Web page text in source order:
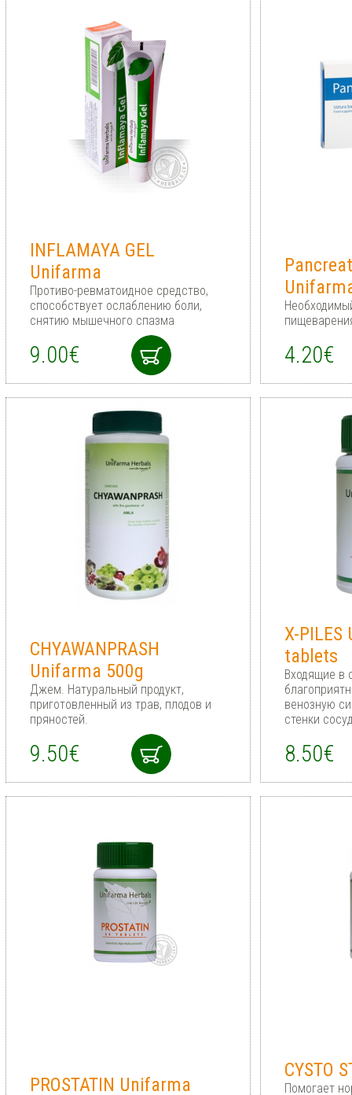
INFLAMAYA GEL
Unifarma
Противо-ревматоидное средство,
способствует ослаблению боли,
снятию мышечного спазма
9.00€ 4.20€
CHYAWANPRASH
Unifarma 500g
Джем. Натуральный продукт,
приготовленный из трав, плодов и
пряностей.
9.50€
X-
tablets
Входящие в
венозную
стенки
8.50€
PROSTATIN Unifarma
CYSTO
Помогает